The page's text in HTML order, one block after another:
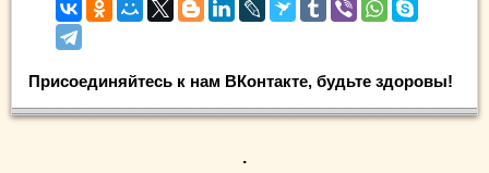
Присоединяйтесь к нам ВКонтакте, будьте здоровы!
.